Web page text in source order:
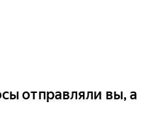
отправляли вы, а